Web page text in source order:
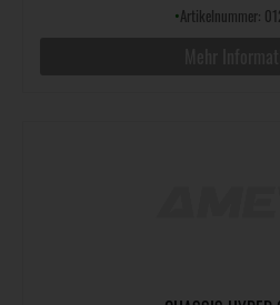
•Artikelnummer: